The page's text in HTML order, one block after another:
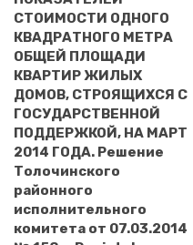
СТОИМОСТИ ОДНОГО
КВАДРАТНОГО МЕТРА
ОБЩЕЙ ПЛОЩАДИ
КВАРТИР ЖИЛЫХ
ДОМОВ, СТРОЯЩИХСЯ С
ГОСУДАРСТВЕННОЙ
ПОДДЕРЖКОЙ, НА МАРТ
2014 ГОДА. Решение
Толочинского
районного
исполнительного
комитета от 07.03.2014